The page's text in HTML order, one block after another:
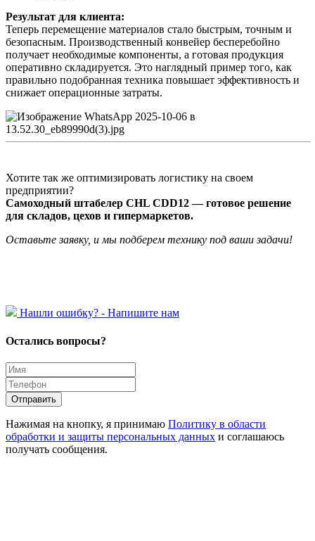
Результат для клиента:
Теперь перемещение материалов стало быстрым, точным и
безопасным. Производственный конвейер бесперебойно
получает необходимые компоненты, а готовая продукция
оперативно складируется. Это наглядный пример того, как
правильно подобранная техника повышает эффективность и
снижает операционные затраты.
Хотите так же оптимизировать логистику на своем
предприятии?
Самоходный штабелер CHL CDD12 — готовое решение
для складов, цехов и гипермаркетов.
Оставьте заявку, и мы подберем технику под ваши задачи!
Hашли ошибку? - Напишите нам
Остались вопросы?
Отправить
Нажимая на кнопку, я принимаю Политику в области
обработки и защиты персональных данных и соглашаюсь
получать сообщения.